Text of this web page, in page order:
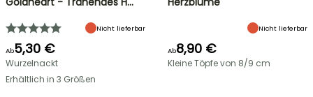
Nicht lieferbar
Ab5,30 €
Wurzelnackt
Erhältlich in 3 Größen
Nicht lieferbar
Ab8,90 €
Kleine Töpfe von 8/9 cm